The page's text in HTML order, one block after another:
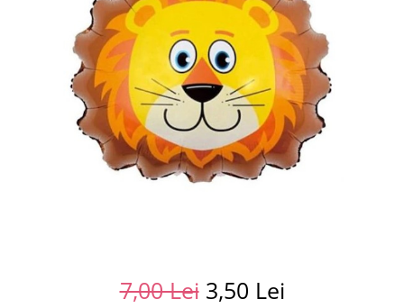
Unicorni si Curcubee
Baloane metalice
Baloane retro
Baloane litere
Baloane personalizate
Kituri baloane
7,00 Lei 3,50 Lei